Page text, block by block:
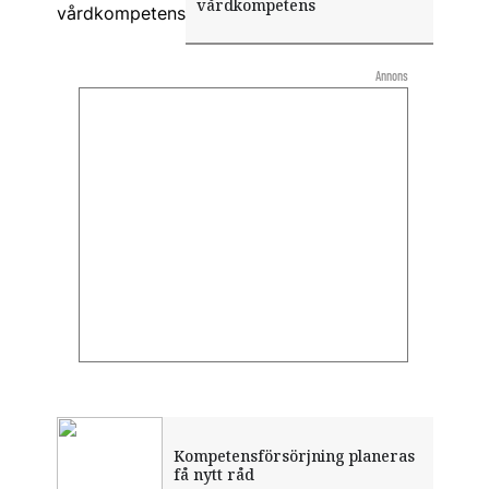
vårdkompetens
Kompetensförsörjning planeras
få nytt råd
Annons